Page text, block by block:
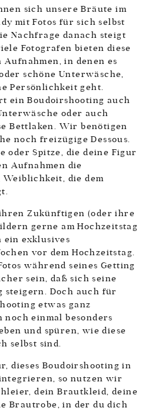
sich unsere Bräute im
mit Fotos für sich selbst
Nachfrage danach steigt
Fotografen bieten diese
in denen es
schöne Unterwäsche,
Persönlichkeit geht.
ein Boudoirshooting auch
oder auch
Bettlaken. Wir benötigen
noch freizügige Dessous.
oder Spitze, die deine Figur
Aufnahmen die
Weiblichkeit, die dem
Zukünftigen (oder ihre
gerne am Hochzeitstag
ein exklusives
vor dem Hochzeitstag.
während seines Getting
sein, daß sich seine
steigern. Doch auch für
etwas ganz
noch einmal besonders
und spüren, wie diese
selbst sind.
dieses Boudoirshooting in
so nutzen wir
dein Brautkleid, deine
Brautrobe, in der du dich